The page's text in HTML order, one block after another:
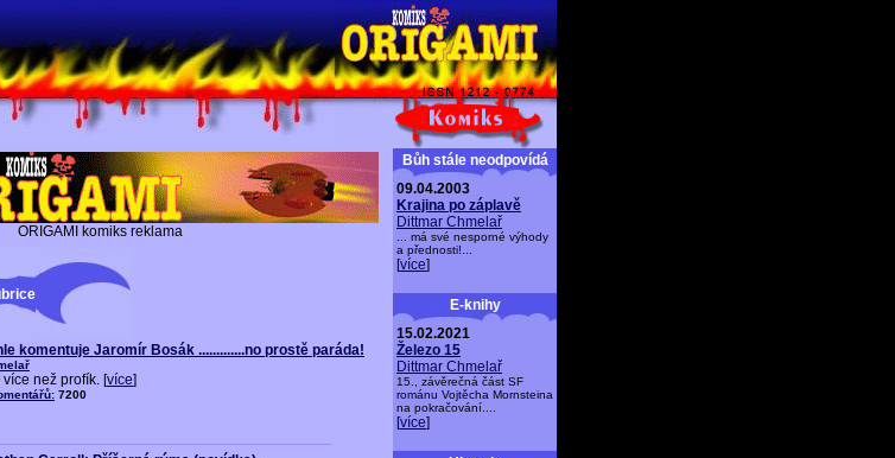
ORIGAMI komiks reklama
komentuje Jaromír Bosák .............no prostě paráda!
než profík. [více]
7200
Bůh stále neodpovídá
09.04.2003
Krajina po záplavě
Dittmar Chmelař
... má své nesporné výhody
a přednosti!...
[více]
E-knihy
15.02.2021
Železo 15
Dittmar Chmelař
15., závěrečná část SF
románu Vojtěcha Mornsteina
na pokračování....
[více]